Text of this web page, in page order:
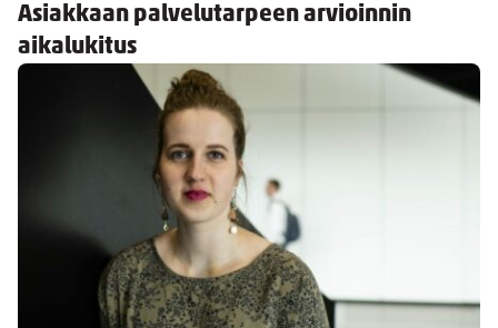
Asiakkaan palvelutarpeen arvioinnin
aikalukitus